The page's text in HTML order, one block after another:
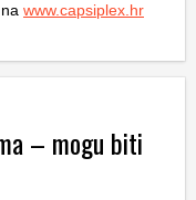
www.capsiplex.hr
– mogu biti